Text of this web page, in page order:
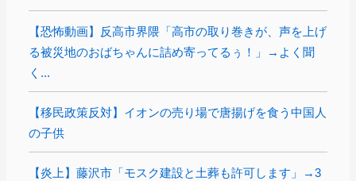
【恐怖動画】反高市界隈「高市の取り巻きが、声を上げ
る被災地のおばちゃんに詰め寄ってるぅ！」→よく聞
く...
【移民政策反対】イオンの売り場で唐揚げを食う中国人
の子供
【炎上】藤沢市「モスク建設と土葬も許可します」→3